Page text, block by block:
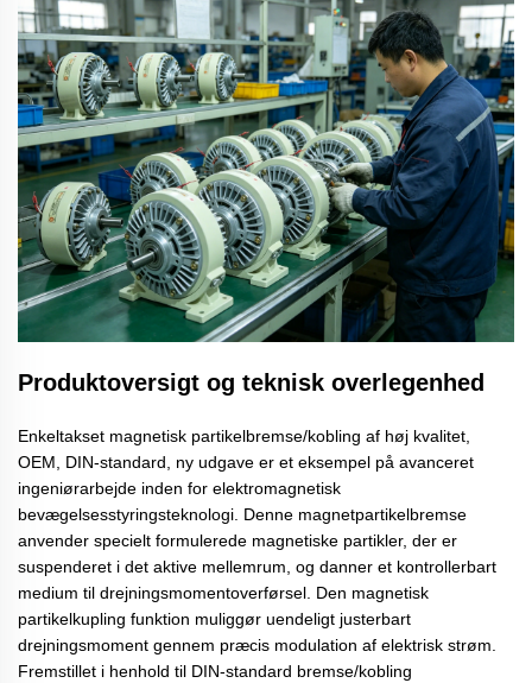
Produktoversigt og teknisk overlegenhed
Enkeltakset magnetisk partikelbremse/kobling af høj kvalitet,
OEM, DIN-standard, ny udgave er et eksempel på avanceret
ingeniørarbejde inden for elektromagnetisk
bevægelsesstyringsteknologi. Denne magnetpartikelbremse
anvender specielt formulerede magnetiske partikler, der er
suspenderet i det aktive mellemrum, og danner et kontrollerbart
medium til drejningsmomentoverførsel. Den magnetisk
partikelkupling funktion muliggør uendeligt justerbart
drejningsmoment gennem præcis modulation af elektrisk strøm.
Fremstillet i henhold til DIN-standard bremse/kobling